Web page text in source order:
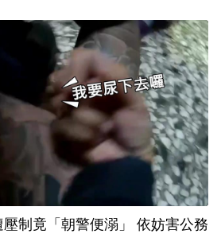
制竟「朝警便溺」 依妨害公務